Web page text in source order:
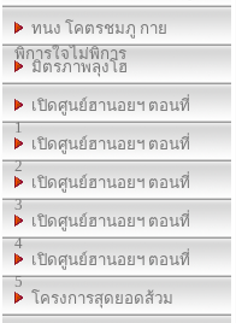
ทนง โคตรชมภู กาย
พิการใจไม่พิการ
มิตรภาพลุงโฮ
เปิดศูนย์ฮานอยฯ ตอนที่
1
เปิดศูนย์ฮานอยฯ ตอนที่
2
เปิดศูนย์ฮานอยฯ ตอนที่
3
เปิดศูนย์ฮานอยฯ ตอนที่
4
เปิดศูนย์ฮานอยฯ ตอนที่
5
โครงการสุดยอดส้วม